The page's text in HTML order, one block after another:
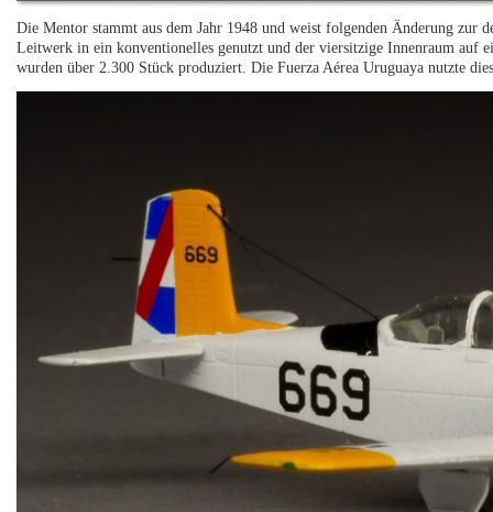
Die Mentor stammt aus dem Jahr 1948 und weist folgenden Änderung zur
Leitwerk in ein konventionelles genutzt und der viersitzige Innenraum auf
wurden über 2.300 Stück produziert. Die Fuerza Aérea Uruguaya nutzte